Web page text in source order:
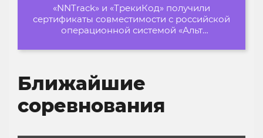
«NNTrack» и «ТрекиКод» получили
сертификаты совместимости с российской
операционной системой «Альт
Ближайшие
соревнования